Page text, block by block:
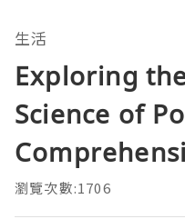
生活
Exploring
Science of
瀏覽次數:1706